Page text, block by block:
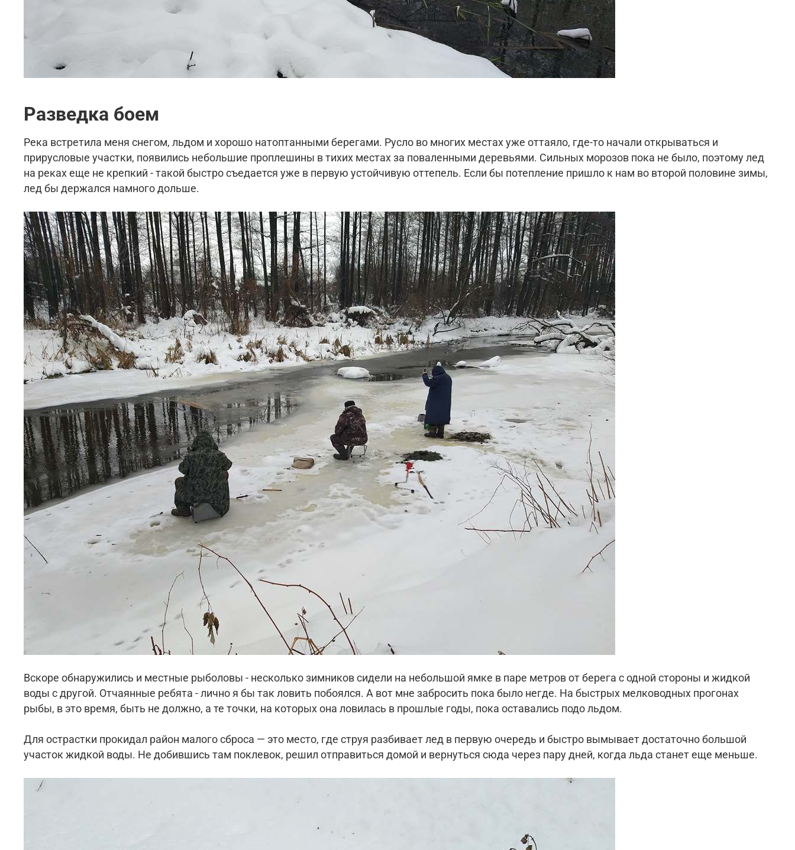
Разведка боем
Река встретила меня снегом, льдом и хорошо натоптанными берегами. Русло во многих местах уже оттаяло, где-то начали открываться и
прирусловые участки, появились небольшие проплешины в тихих местах за поваленными деревьями. Сильных морозов пока не было, поэтому лед
на реках еще не крепкий - такой быстро съедается уже в первую устойчивую оттепель. Если бы потепление пришло к нам во второй половине зимы,
лед бы держался намного дольше.
Вскоре обнаружились и местные рыболовы - несколько зимников сидели на небольшой ямке в паре метров от берега с одной стороны и жидкой
воды с другой. Отчаянные ребята - лично я бы так ловить побоялся. А вот мне забросить пока было негде. На быстрых мелководных прогонах
рыбы, в это время, быть не должно, а те точки, на которых она ловилась в прошлые годы, пока оставались подо льдом.
Для острастки прокидал район малого сброса — это место, где струя разбивает лед в первую очередь и быстро вымывает достаточно большой
участок жидкой воды. Не добившись там поклевок, решил отправиться домой и вернуться сюда через пару дней, когда льда станет еще меньше.